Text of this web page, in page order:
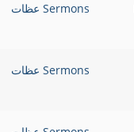
Sermons عظات
Sermons عظات